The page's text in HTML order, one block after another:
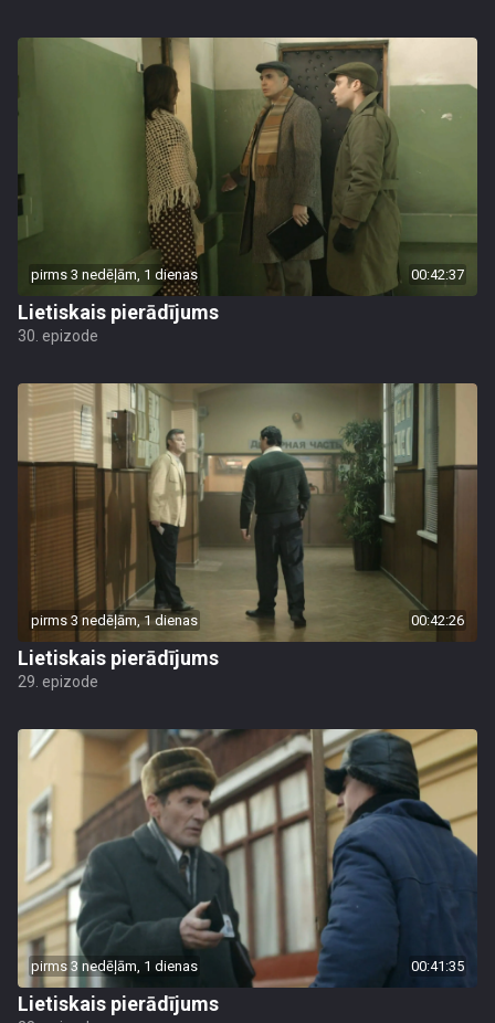
pirms 3 nedēļām, 1 dienas 00:42:37
Lietiskais pierādījums
30. epizode
pirms 3 nedēļām, 1 dienas 00:42:26
Lietiskais pierādījums
29. epizode
pirms 3 nedēļām, 1 dienas 00:41:35
Lietiskais pierādījums